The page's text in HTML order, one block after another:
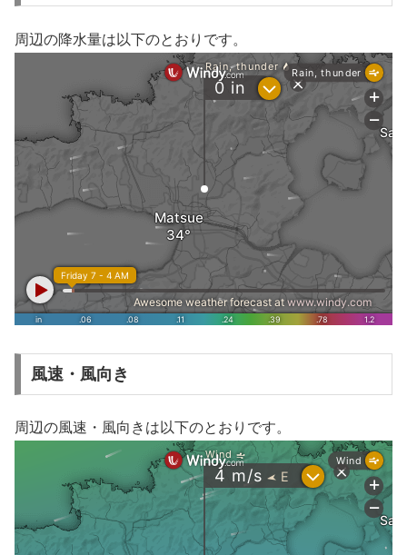
周辺の降水量は以下のとおりです。
風速・風向き
周辺の風速・風向きは以下のとおりです。